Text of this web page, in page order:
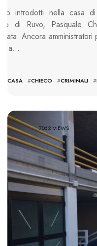
introdotti nella casa
di Ruvo, Pasquale
Ancora
a…
CASA #CHIECO #CRIMINALI #
7062 VIEWS